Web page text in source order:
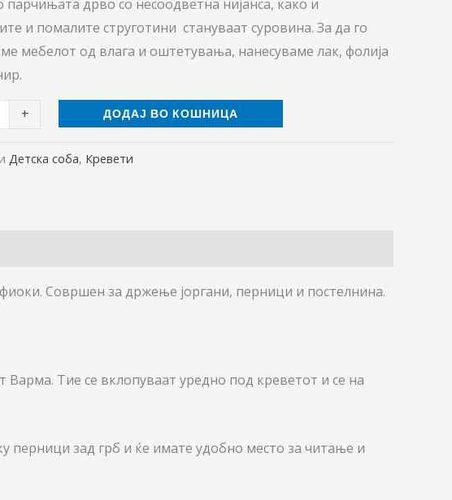
парчињата дрво со несоодветна нијанса, како и
и помалите струготини стануваат суровина. За да го
мебелот од влага и оштетувања, нанесуваме лак, фолија
+ ДОДАЈ ВО КОШНИЦА
Детска соба, Кревети
Совршен за држење јоргани, перници и постелнина.
Тие се вклопуваат уредно под креветот и се на
перници зад грб и ќе имате удобно место за читање и